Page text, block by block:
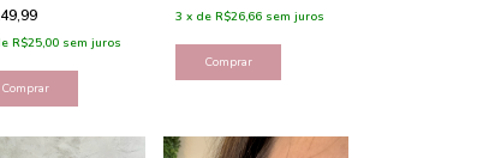
R$25,00 sem juros
Comprar
3 x de R$26,66 sem juros